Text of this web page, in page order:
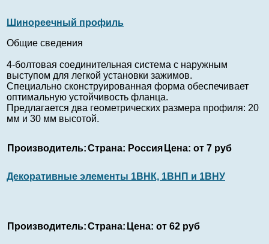
Шинореечный профиль
Общие сведения
4-болтовая соединительная система с наружным
выступом для легкой установки зажи­мов.
Специально сконструированная форма обес­печивает
оптимальную устойчивость фланца.
Предлагается два геометрических размера профиля: 20
мм и 30 мм высотой.
Производитель:Страна: Россия Цена: от 7 руб
Декоративные элементы 1ВНК, 1ВНП и 1ВНУ
Производитель:Страна: Цена: от 62 руб